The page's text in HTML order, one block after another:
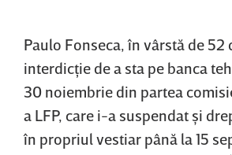
Paulo Fonseca, în vârstă de 52
interdicţie de a sta pe banca
30 noiembrie din partea
a LFP, care i-a suspendat şi
în propriul vestiar până la 15